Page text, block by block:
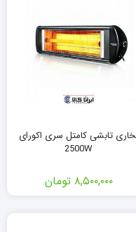
تابشی کامتل سری اکورای
2500W
۸,۵۰۰,۰۰۰ تومان